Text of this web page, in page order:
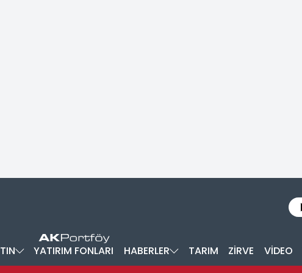
YATIRIM FONLARI HABERLER TARIM ZİRVE VİDEO